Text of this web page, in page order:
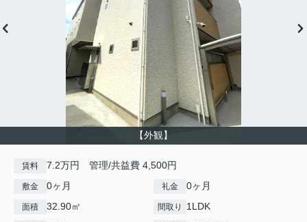
【外観】
賃料 7.2万円 管理/共益費 4,500円
敷金 0ヶ月 礼金 0ヶ月
面積 32.90㎡ 間取り 1LDK